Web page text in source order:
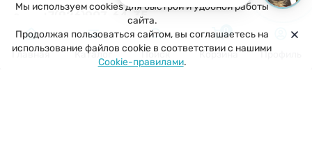
+7(926)907-64-35
г. Москва
zakaz@kuklobaza.ru
Мы используем cookies для быстрой и удобной работы
сайта.
Продолжая пользоваться сайтом, вы соглашаетесь на
использование файлов cookie в соответствии с нашими
Cookie-правилами.
Главная Каталог Поиск
0
Корзина Профиль